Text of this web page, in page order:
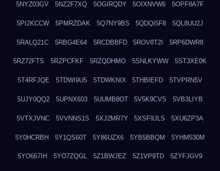
5NYZ03GV 5NZ2F7XQ 5OGIRQDY 5OIXNVW6 5OPF8A7F
5PI2KCCW 5PMRZDAK 5Q7NY9BS 5QDQI5F8 5QL8UU2J
5RALQ21C 5RBG4E64 5RCDBBFD 5ROV8T2I 5RP6DWR8
5RZ72FTS 5RZPCFKF 5RZQDHMO 5SNLKYWW 5ST3XE0K
5T4RFJQE 5TDWI9U5 5TDWKNIX 5THBIEFD 5TVPRN5V
5UJY0QQ2 5UPNX603 5UUMB8OT 5V5K9CVS 5VB3LIYB
5VTXJVNC 5VVNNS1S 5XJ2MR7Y 5XSF9JLS 5XU6ZP3A
5Y0HCRBH 5Y1QS60T 5Y86UZX6 5YB5BBQM 5YHM530M
5YO667IH 5YO7ZQGL 5Z1BWJEZ 5Z1VP9TD 5ZYFJGV9